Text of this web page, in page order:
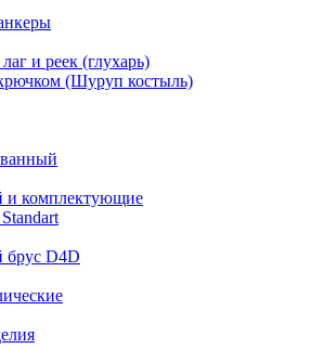
и реек (глухарь)
(Шуруп костыль)
комплектующие
брус D4D